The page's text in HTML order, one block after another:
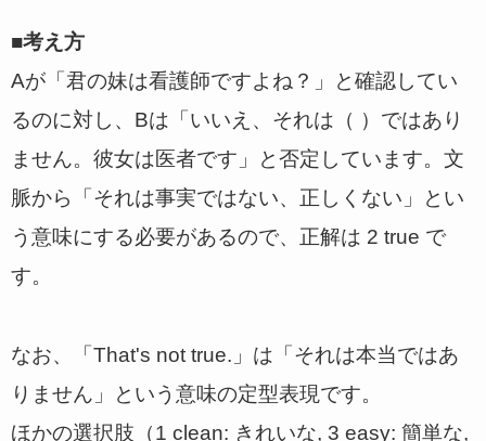
■考え方
Aが「君の妹は看護師ですよね？」と確認してい
るのに対し、Bは「いいえ、それは（ ）ではあり
ません。彼女は医者です」と否定しています。文
脈から「それは事実ではない、正しくない」とい
う意味にする必要があるので、正解は 2 true で
す。
なお、「That's not true.」は「それは本当ではあ
りません」という意味の定型表現です。
ほかの選択肢（1 clean: きれいな, 3 easy: 簡単な,